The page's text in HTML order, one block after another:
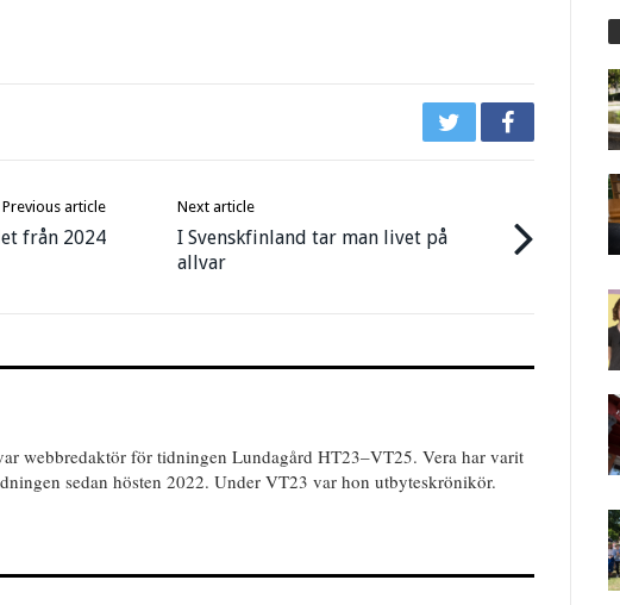
Previous article
från 2024
Next article
I Svenskfinland tar man livet på
allvar
webbredaktör för tidningen Lundagård HT23–VT25. Vera har varit
sedan hösten 2022. Under VT23 var hon utbyteskrönikör.